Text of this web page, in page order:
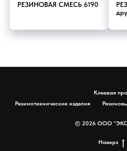
РЕЗИНОВАЯ СМЕСЬ 6190
Клеевая
Резинотехнические изделия
© 2026 ООО
Наверх